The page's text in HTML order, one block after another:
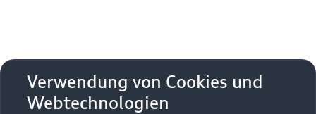
Zurück nach oben
Modelle
Verwendung von Cookies und
Webtechnologien